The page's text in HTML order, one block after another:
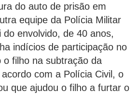
do auto de prisão em
equipe da Polícia Militar
envolvido, de 40 anos,
indícios de participação no
o filho na subtração da
com a Polícia Civil, o
que ajudou o filho a furtar o